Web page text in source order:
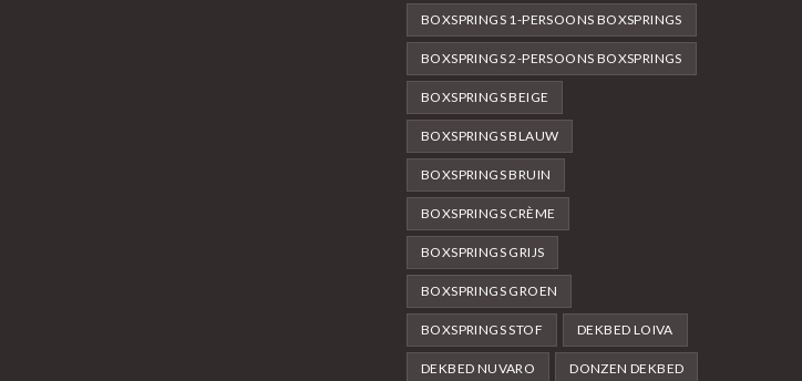
BOXSPRINGS 1-PERSOONS BOXSPRINGS
BOXSPRINGS 2-PERSOONS BOXSPRINGS
BOXSPRINGS BEIGE
BOXSPRINGS BLAUW
BOXSPRINGS BRUIN
BOXSPRINGS CRÈME
BOXSPRINGS GRIJS
BOXSPRINGS GROEN
BOXSPRINGS STOF DEKBED LOIVA
DEKBED NUVARO DONZEN DEKBED